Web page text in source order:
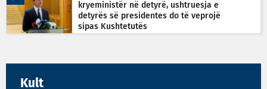
kryeministër në detyrë, ushtruesja e
detyrës së presidentes do të veprojë
sipas Kushtetutës
Kult